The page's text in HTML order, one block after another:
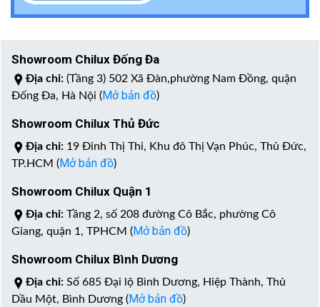
Showroom Chilux Đống Đa
Địa chỉ: (Tầng 3) 502 Xã Đàn,phường Nam Đồng, quận
Đống Đa, Hà Nội (Mở bản đồ)
Showroom Chilux Thủ Đức
Địa chỉ: 19 Đinh Thị Thi, Khu đô Thị Vạn Phúc, Thủ Đức,
TP.HCM (Mở bản đồ)
Showroom Chilux Quận 1
Địa chỉ: Tầng 2, số 208 đường Cô Bắc, phường Cô
Giang, quận 1, TPHCM (Mở bản đồ)
Showroom Chilux Bình Dương
Địa chỉ: Số 685 Đại lộ Bình Dương, Hiệp Thành, Thủ
Dầu Một, Bình Dương (Mở bản đồ)